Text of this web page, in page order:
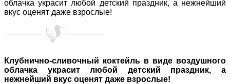
облачка украсит любой детский праздник, а нежнейший
вкус оценят даже взрослые!
Клубнично-сливочный коктейль в виде воздушного
облачка украсит любой детский праздник, а
нежнейший вкус оценят даже взрослые!